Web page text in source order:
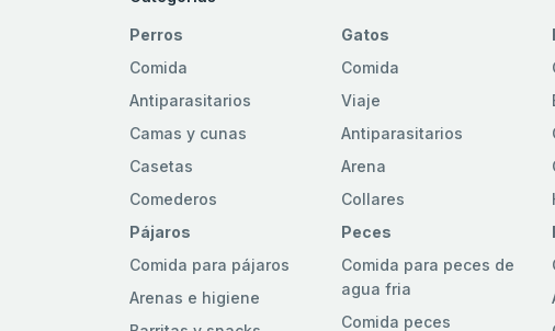
Perros
Comida
Antiparasitarios
Camas y cunas
Casetas
Comederos
Gatos
Comida
Viaje
Antiparasitarios
Arena
Collares
Pájaros
Comida para pájaros
Arenas e higiene
Peces
Comida para peces de
agua fria
Comida peces